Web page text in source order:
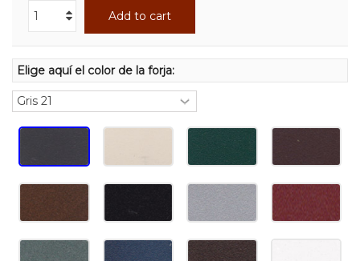
Add to cart
Elige aquí el color de la forja: